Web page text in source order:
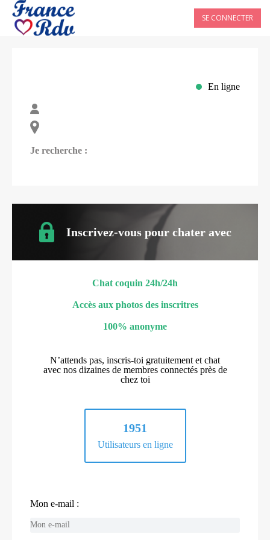
SE CONNECTER
En ligne
Je recherche :
Inscrivez-vous pour chater avec
Chat coquin 24h/24h
Accès aux photos des inscritres
100% anonyme
N’attends pas, inscris-toi gratuitement et chat
avec nos dizaines de membres connectés près de
chez toi
1951
Utilisateurs en ligne
Mon e-mail :